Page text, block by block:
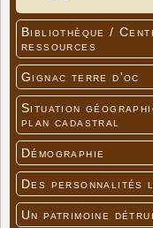
Bibliothèque /
ressources
Gignac terre d'oc
Situation
plan cadastral
Démographie
Des personnalités
Un patrimoine